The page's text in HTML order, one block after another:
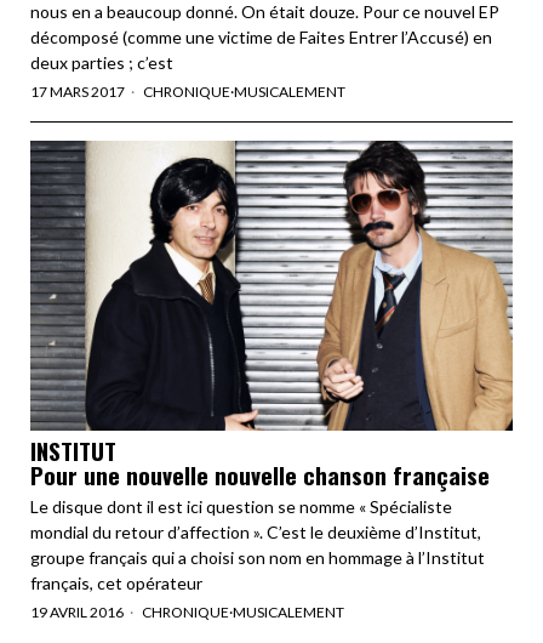
nous en a beaucoup donné. On était douze. Pour ce nouvel EP
décomposé (comme une victime de Faites Entrer l’Accusé) en
deux parties ; c’est
17 MARS 2017 CHRONIQUE·MUSICALEMENT
INSTITUT
Pour une nouvelle nouvelle chanson française
Le disque dont il est ici question se nomme « Spécialiste
mondial du retour d’affection ». C’est le deuxième d’Institut,
groupe français qui a choisi son nom en hommage à l’Institut
français, cet opérateur
19 AVRIL 2016 CHRONIQUE·MUSICALEMENT